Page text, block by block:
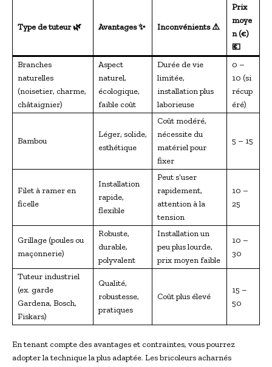
Type de tuteur 🌿 Avantages ✨ Inconvénients ⚠️
Prix
moye
n (€)
💶
Branches
naturelles
(noisetier, charme,
châtaignier)
Aspect
naturel,
écologique,
faible coût
Durée de vie
limitée,
installation plus
laborieuse
0 –
10 (si
récup
éré)
Bambou
Léger, solide,
esthétique
Coût modéré,
nécessite du
matériel pour
fixer
5 – 15
Filet à ramer en
ficelle
Installation
rapide,
flexible
Peut s’user
rapidement,
attention à la
tension
10 –
25
Grillage (poules ou
maçonnerie)
Robuste,
durable,
polyvalent
Installation un
peu plus lourde,
prix moyen faible
10 –
30
Tuteur industriel
(ex. garde
Gardena, Bosch,
Fiskars)
Qualité,
robustesse,
pratiques
Coût plus élevé
15 –
50
En tenant compte des avantages et contraintes, vous pourrez
adopter la technique la plus adaptée. Les bricoleurs acharnés